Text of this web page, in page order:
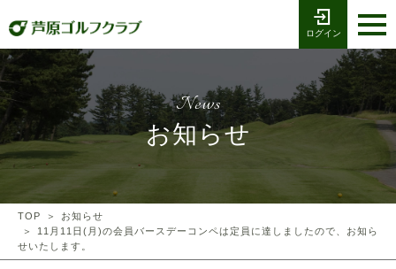
ログイン
受付時間8:00〜17:00
Tel 0776-79-1111
ホーム
海コース
湖コース
クラブ競技
プレー予約
News
お知らせ
TOP
お知らせ
11月11日(月)の会員バースデーコンペは定員に達しましたので、お知ら
せいたします。